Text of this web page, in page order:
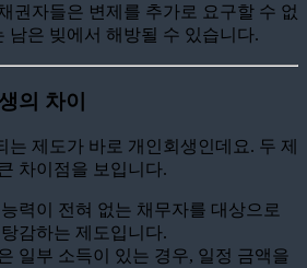
권자들은 변제를 추가로 요구할 수 없
남은 빚에서 해방될 수 있습니다.
의 차이
는 제도가 바로 개인회생인데요. 두 제
차이점을 보입니다.
력이 전혀 없는 채무자를 대상으로
감하는 제도입니다.
일부 소득이 있는 경우, 일정 금액을